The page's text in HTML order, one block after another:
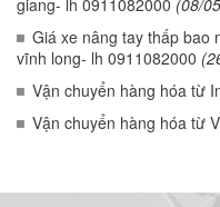
giang- lh 0911082000 (08/
Giá xe nâng tay thấp bao
vĩnh long- lh 0911082000
Vận chuyển hàng hóa từ
Vận chuyển hàng hóa từ